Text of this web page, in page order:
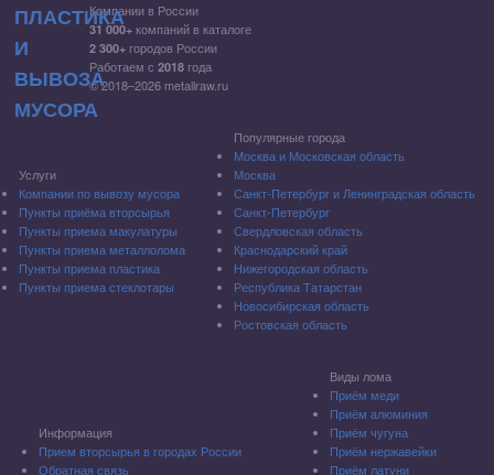
Компании в России
31 000+ компаний в каталоге
2 300+ городов России
Работаем с 2018 года
© 2018–2026 metallraw.ru
Услуги
Компании по вывозу мусора
Пункты приёма вторсырья
Пункты приема макулатуры
Пункты приема металлолома
Пункты приема пластика
Пункты приема стеклотары
Популярные города
Москва и Московская область
Москва
Санкт-Петербург и Ленинградская область
Санкт-Петербург
Свердловская область
Краснодарский край
Нижегородская область
Республика Татарстан
Новосибирская область
Ростовская область
Информация
Прием вторсырья в городах России
Обратная связь
Виды лома
Приём меди
Приём алюминия
Приём чугуна
Приём нержавейки
Приём латуни